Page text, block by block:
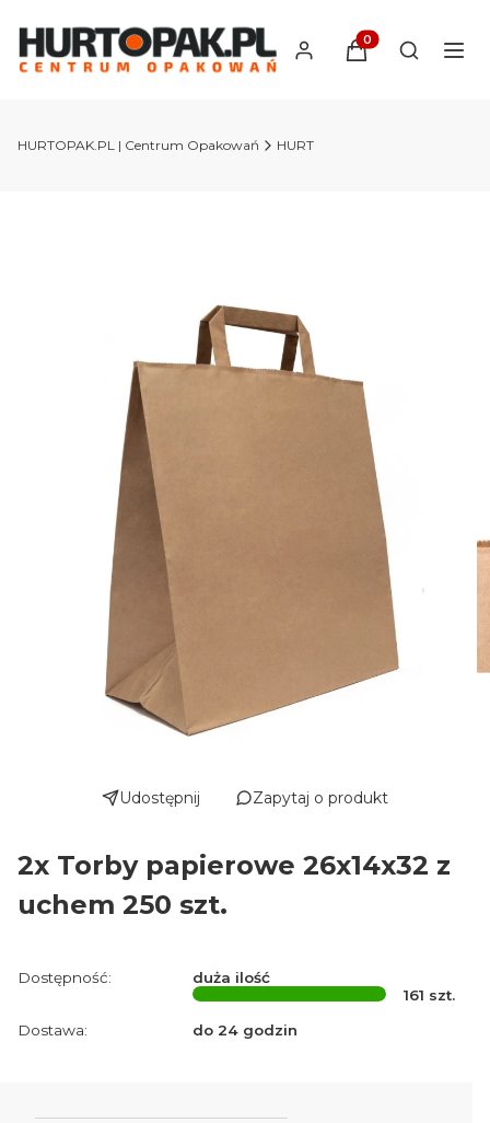
Produkty w
Otwórz
HURTOPAK.PL | Centrum Opakowań HURT
Udostępnij Zapytaj o produkt
2x Torby papierowe 26x14x32 z
uchem 250 szt.
Dostępność:
duża ilość
161 szt.
Dostawa:
do 24 godzin